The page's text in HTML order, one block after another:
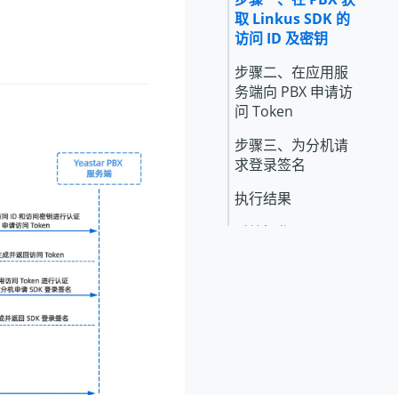
取 LinkusSDK 的
访问 ID 及密钥
步骤二、在应用服
务端向 PBX 申请访
问 Token
步骤三、为分机请
求登录签名
执行结果
后续操作